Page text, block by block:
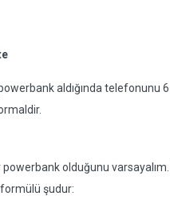
aldığında telefonunu
olduğunu varsayalım.
şudur: